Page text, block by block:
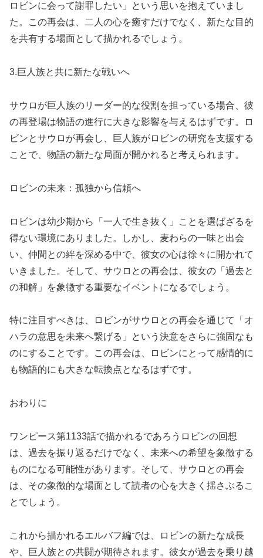
ロビンに会って謝罪したい」という思いを抱えていまし
た。この再会は、二人の心を癒すだけでなく、新たな目的
を共有する場面として描かれるでしょう。
3.巨人族と共に新たな戦いへ
サウロが巨人族のリーダー的な役割を担っている場合、彼
の再登場は物語の進行に大きな影響を与えるはずです。ロ
ビンとサウロが再会し、巨人族がロビンの研究を支援する
ことで、物語の新たな局面が開かれると考えられます。
ロビンの未来：孤独から信頼へ
ロビンは幼少期から「一人で生き抜く」ことを選ばざるを
得ない環境にありました。しかし、麦わらの一味と出会
い、仲間との絆を深める中で、彼女の心は徐々に開かれて
いきました。そして、サウロとの再会は、彼女の「過去と
の和解」を象徴する重要なイベントになるでしょう。
特に注目すべきは、ロビンがサウロとの再会を通じて「オ
ハラの意思を未来へ繋げる」という決意をさらに強固なも
のにすることです。この再会は、ロビンにとって感情的に
も物語的にも大きな転換点となるはずです。
おわりに
ワンピース第1133話で描かれるであろうロビンの回想
は、過去を振り返るだけでなく、未来への希望を象徴する
ものになる可能性があります。そして、サウロとの再会
は、その象徴的な場面として読者の心を大きく揺さぶるこ
とでしょう。
これから描かれるエルバフ編では、ロビンの新たな成長
や、巨人族との共闘が期待されます。彼女が過去を乗り越